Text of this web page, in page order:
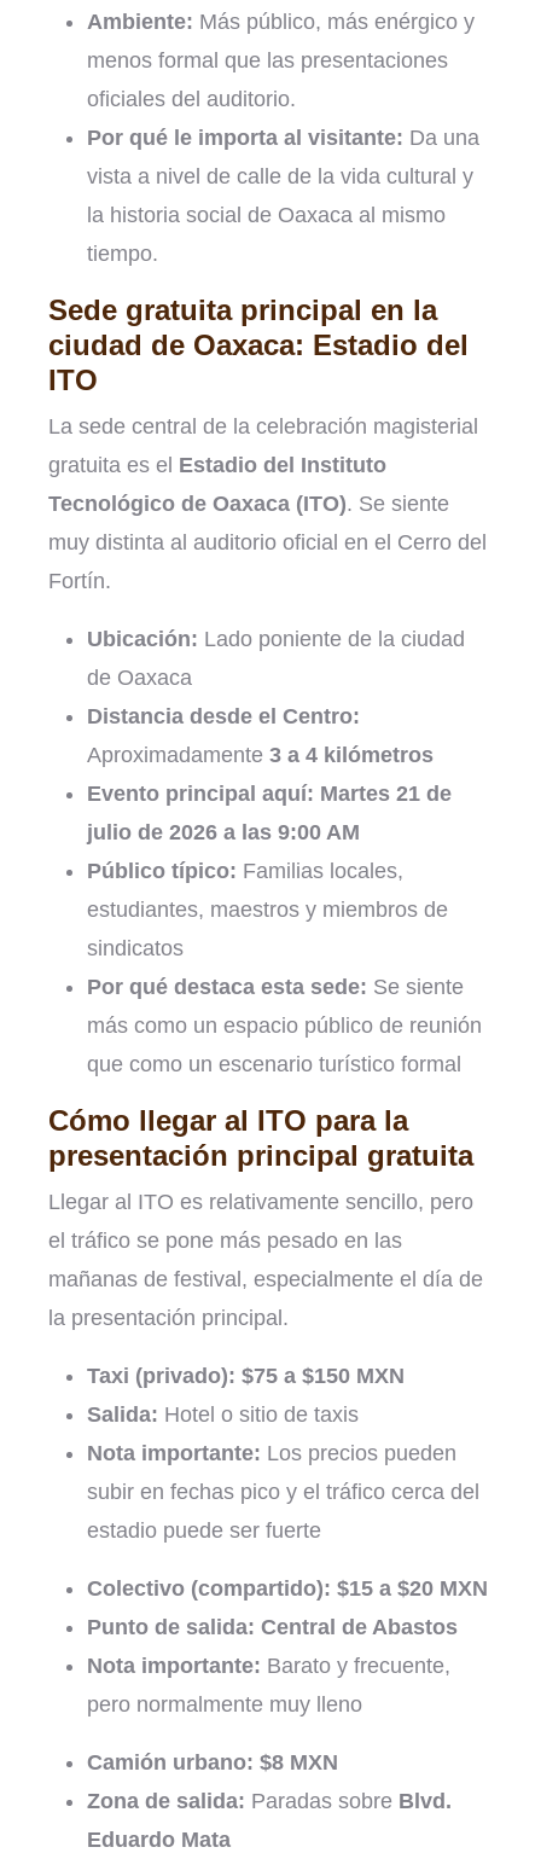
Ambiente: Más público, más enérgico y
menos formal que las presentaciones
oficiales del auditorio.
Por qué le importa al visitante: Da una
vista a nivel de calle de la vida cultural y
la historia social de Oaxaca al mismo
tiempo.
Sede gratuita principal en la
ciudad de Oaxaca: Estadio del
ITO
La sede central de la celebración magisterial
gratuita es el Estadio del Instituto
Tecnológico de Oaxaca (ITO). Se siente
muy distinta al auditorio oficial en el Cerro del
Fortín.
Ubicación: Lado poniente de la ciudad
de Oaxaca
Distancia desde el Centro:
Aproximadamente 3 a 4 kilómetros
Evento principal aquí: Martes 21 de
julio de 2026 a las 9:00 AM
Público típico: Familias locales,
estudiantes, maestros y miembros de
sindicatos
Por qué destaca esta sede: Se siente
más como un espacio público de reunión
que como un escenario turístico formal
Cómo llegar al ITO para la
presentación principal gratuita
Llegar al ITO es relativamente sencillo, pero
el tráfico se pone más pesado en las
mañanas de festival, especialmente el día de
la presentación principal.
Taxi (privado): $75 a $150 MXN
Salida: Hotel o sitio de taxis
Nota importante: Los precios pueden
subir en fechas pico y el tráfico cerca del
estadio puede ser fuerte
Colectivo (compartido): $15 a $20 MXN
Punto de salida: Central de Abastos
Nota importante: Barato y frecuente,
pero normalmente muy lleno
Camión urbano: $8 MXN
Zona de salida: Paradas sobre Blvd.
Eduardo Mata